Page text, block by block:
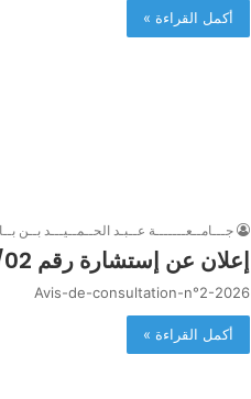
أكمل القراءة »
جـــامــعـــــــة عــبـد الحــمــيـــد بــن
إعلان عن إستشارة رقم 2026/02
Avis-de-consultation-n°2-2026
أكمل القراءة »